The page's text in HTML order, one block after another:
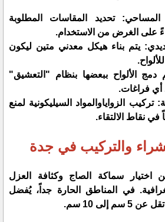
المساحي: تحديد المقاسات المطلوبة
على الغرض من الاستخدام.
يتم بناء هيكل معدني متين ليكون
دمج الألواح ببعضها بنظام "التعشيق"
فراغات.
تركيب الزواياوالمواد السيليكونية لمنع
في نقاط الالتقاء.
والتركيب في جدة
اختيار سماكة الصاج وكثافة العزل
في المناطق الحارة جداً، يُفضل
إلى 10 سم.